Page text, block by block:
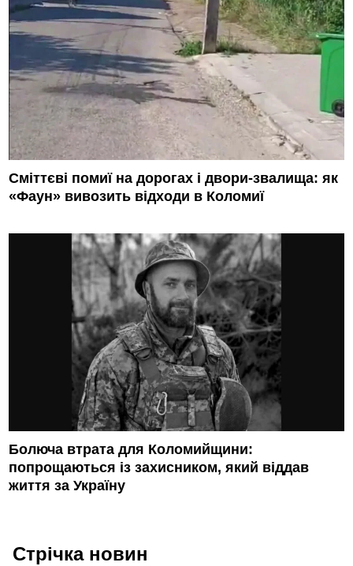
Сміттєві помиї на дорогах і двори-звалища: як
«Фаун» вивозить відходи в Коломиї
Болюча втрата для Коломийщини:
попрощаються із захисником, який віддав
життя за Україну
Стрічка новин